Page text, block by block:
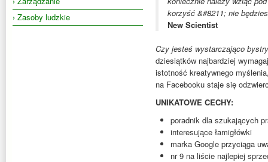
› Zasoby ludzkie
korzyść &#8211; nie
New Scientist
Czy jesteś wystarczająco
dziesiątków najbardziej
istotność kreatywnego
na Facebooku staje się
UNIKATOWE CECHY:
poradnik dla szukających
interesujące łamigłówki
marka Google przyciąga
nr 9 na liście najlepiej